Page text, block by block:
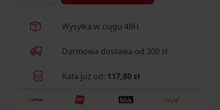
Wysyłka w ciągu 48H
Darmowa dostawa od 300 zł
Rata już od: 117,80 zł